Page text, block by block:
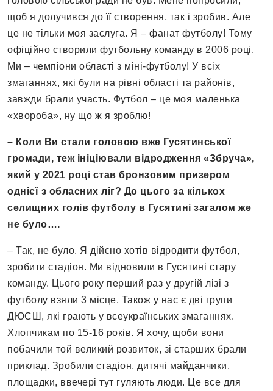
щоб я долучився до її створення, так і зробив. Але
це не тільки моя заслуга. Я – фанат футболу! Тому
офіційно створили футбольну команду в 2006 році.
Ми – чемпіони області з міні-футболу! У всіх
змаганнях, які були на рівні області та районів,
завжди брали участь. Футбол – це моя маленька
«хвороба», ну що ж я зроблю!
– Коли Ви стали головою вже Гусятинської
громади, теж ініціювали відродження «Збруча»,
який у 2021 році став бронзовим призером
однієї з обласних ліг? До цього за кількох
селищних голів футболу в Гусятині загалом же
не було….
– Так, не було. Я дійсно хотів відродити футбол,
зробити стадіон. Ми відновили в Гусятині стару
команду. Цього року перший раз у другій лізі з
футболу взяли 3 місце. Також у нас є дві групи
ДЮСШ, які грають у всеукраїнських змаганнях.
Хлопчикам по 15-16 років. Я хочу, щоби вони
побачили той великий розвиток, зі старших брали
приклад. Зробили стадіон, дитячі майданчики,
площадки, ввечері тут гуляють люди. Це все для